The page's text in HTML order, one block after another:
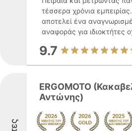
τέσσερα χρόνια
αποτελεί ένα
αναφοράς για ιδιοκτήτες
9.7
ERGOMOTO
Αντώνης)